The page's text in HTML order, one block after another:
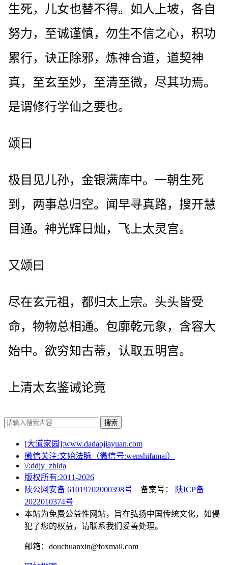
生死，儿女也替不得。如人上坡，各自
努力，至诚谨慎，勿生不信之心，积功
累行，诀正除邪，炼神合道，道契神
真，至玄至妙，至清至微，尽其功焉。
是谓修行学仙之要也。
颂曰
极目见儿孙，金银满库中。一朝生死
到，两事总归空。闻早寻真路，搜开慧
目通。神光辉日灿，飞上太灵宫。
又颂曰
尽在玄元祖，都归太上宗。头头皆受
命，物物总相通。包廓乾元象，含容大
始中。欲穷知古蒂，认取五明宫。
上清太玄鉴诫论竟
搜索
[大道家园]:www.dadaojiayuan.com
微信关注:文始法脉（微信号:wenshifamai）
\/:ddjy_zhida
版权所有:2011-2026
陕公网安备 61019702000398号
备案号：
陕ICP备
2022010374号
本站为免费公益性网站，旨在弘扬中国传统文化，如侵
犯了您的权益，请联系我们妥善处理。
邮箱：douchuanxin@foxmail.com